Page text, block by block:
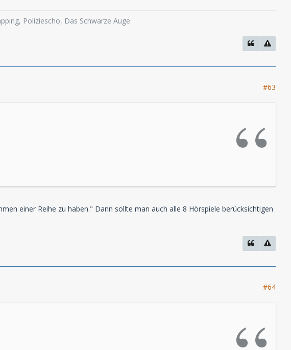
Poliziescho, Das Schwarze Auge
#63
einer Reihe zu haben." Dann sollte man auch alle 8 Hörspiele berücksichtigen
#64